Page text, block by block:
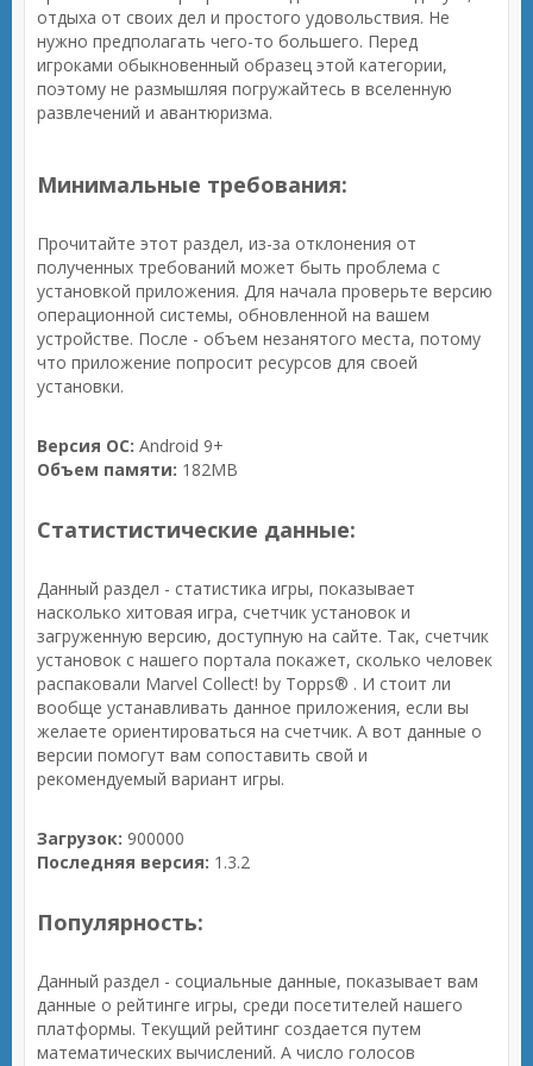
отдыха от своих дел и простого удовольствия. Не
нужно предполагать чего-то большего. Перед
игроками обыкновенный образец этой категории,
поэтому не размышляя погружайтесь в вселенную
развлечений и авантюризма.
Минимальные требования:
Прочитайте этот раздел, из-за отклонения от
полученных требований может быть проблема с
установкой приложения. Для начала проверьте версию
операционной системы, обновленной на вашем
устройстве. После - объем незанятого места, потому
что приложение попросит ресурсов для своей
установки.
Версия ОС: Android 9+
Объем памяти: 182MB
Статистистические данные:
Данный раздел - статистика игры, показывает
насколько хитовая игра, счетчик установок и
загруженную версию, доступную на сайте. Так, счетчик
установок с нашего портала покажет, сколько человек
распаковали Marvel Collect! by Topps® . И стоит ли
вообще устанавливать данное приложения, если вы
желаете ориентироваться на счетчик. А вот данные о
версии помогут вам сопоставить свой и
рекомендуемый вариант игры.
Загрузок: 900000
Последняя версия: 1.3.2
Популярность:
Данный раздел - социальные данные, показывает вам
данные о рейтинге игры, среди посетителей нашего
платформы. Текущий рейтинг создается путем
математических вычислений. А число голосов